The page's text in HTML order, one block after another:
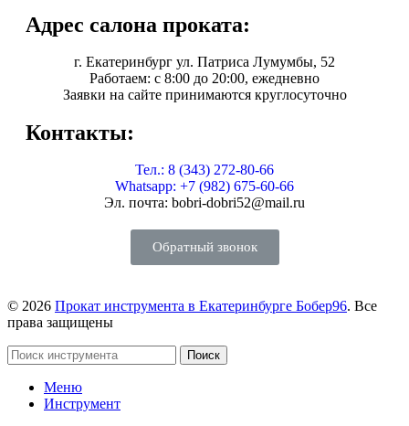
Адрес салона проката:
г. Екатеринбург ул. Патриса Лумумбы, 52
Работаем: c 8:00 до 20:00, ежедневно
Заявки на сайте принимаются круглосуточно
Контакты:
Тел.: 8 (343) 272-80-66
Whatsapp: +7 (982) 675-60-66
Эл. почта: bobri-dobri52@mail.ru
Обратный звонок
© 2026 Прокат инструмента в Екатеринбурге Бобер96. Все
права защищены
Поиск
Меню
Инструмент